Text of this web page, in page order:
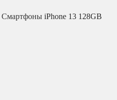
Смартфоны iPhone 13 128GB